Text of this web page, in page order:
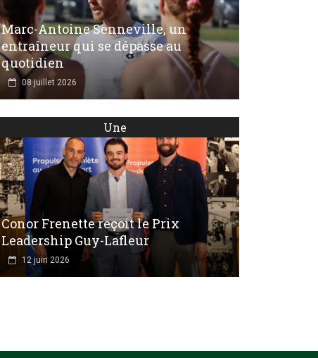
Marc-Antoine Senneville, un
entraîneur qui se dépasse au
quotidien
08 juillet 2026
Une
Conor Frenette reçoit le Prix
Leadership Guy-Lafleur
12 juin 2026